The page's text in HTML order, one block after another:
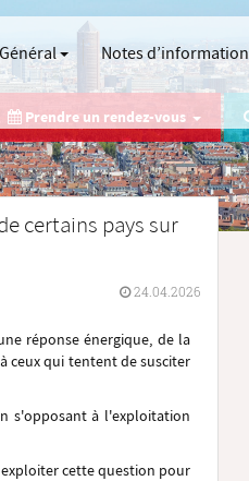
Notes d’information
Prendre un rendez-vous
certains pays sur
24.04.2026
réponse énergique, de la
ceux qui tentent de susciter
s'opposant à l'exploitation
cette question pour